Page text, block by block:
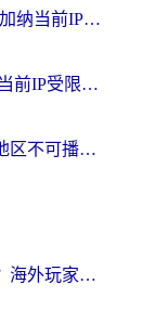
在海外看世界杯哥伦比亚 vs 加纳当前IP受限制？这篇指南帮你流畅看中文解说赛事
在越南看CCTV5世界杯直播当前IP受限制？海外党体育观赛终极指南来了
在日本看央视频世界杯当前地区不可播放？海外党体育观赛终极指南
在欧洲打魔兽世界如何不卡？海外玩家的国服游戏加速终极攻略